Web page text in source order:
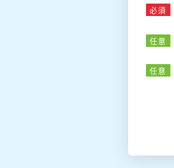
必須
任意
任意